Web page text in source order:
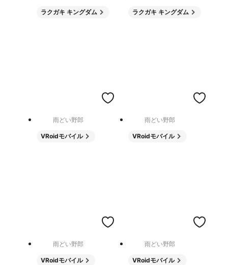
ラクガキ キングダム ラクガキ キングダム
雨どい野郎
VRoidモバイル
雨どい野郎
VRoidモバイル
雨どい野郎
VRoidモバイル
雨どい野郎
VRoidモバイル